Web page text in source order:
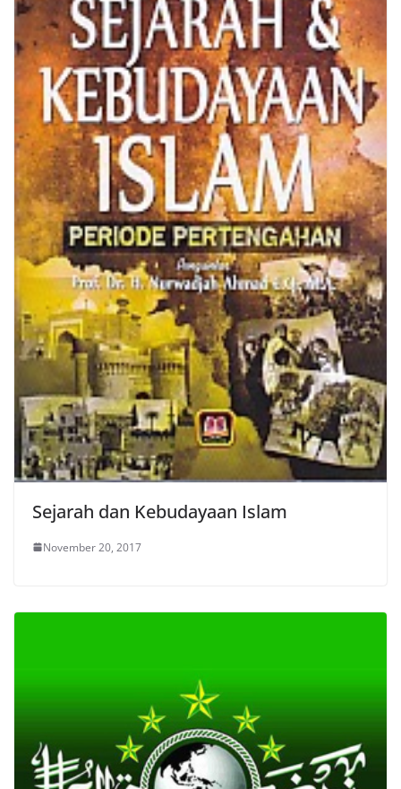
Sejarah dan Kebudayaan Islam
November 20, 2017